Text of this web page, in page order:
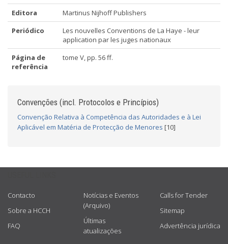
Editora
Martinus Nijhoff Publishers
Periódico
Les nouvelles Conventions de La Haye - leur
application par les juges nationaux
Página de
referência
tome V, pp. 56 ff.
Convenções (incl. Protocolos e Princípios)
Convenção Relativa à Competência das Autoridades e à Lei
Aplicável em Matéria de Protecção de Menores [10]
Contacto
Sobre a HCCH
FAQ
Notícias e Eventos
(Arquivo)
Últimas
atualizações
Calls for Tender
Sitemap
Advertência jurídica